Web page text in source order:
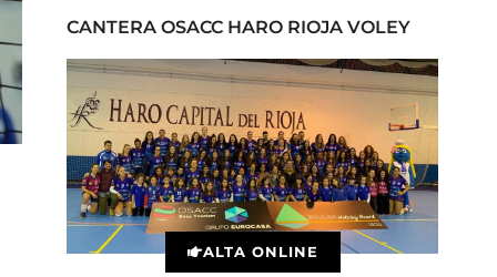
CANTERA OSACC HARO RIOJA VOLEY
ALTA ONLINE